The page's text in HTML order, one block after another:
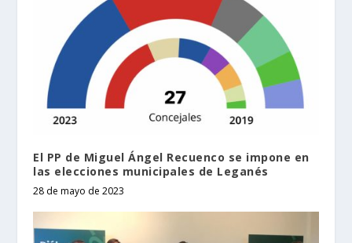
El PP de Miguel Ángel Recuenco se impone en
las elecciones municipales de Leganés
28 de mayo de 2023